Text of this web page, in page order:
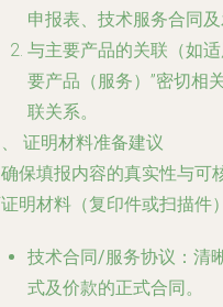
申报表、技术服务合同及
与主要产品的关联（如适
要产品（服务）”密切相
联关系。
证明材料准备建议
保填报内容的真实性与可
明材料（复印件或扫描件
技术合同/服务协议 ：清
式及价款的正式合同。